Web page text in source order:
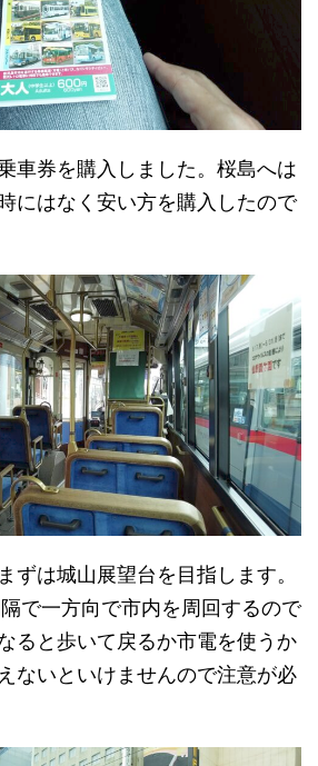
車券を購入しました。桜島へは
にはなく安い方を購入したので
ずは城山展望台を目指します。
で一方向で市内を周回するので
ると歩いて戻るか市電を使うか
ないといけませんので注意が必